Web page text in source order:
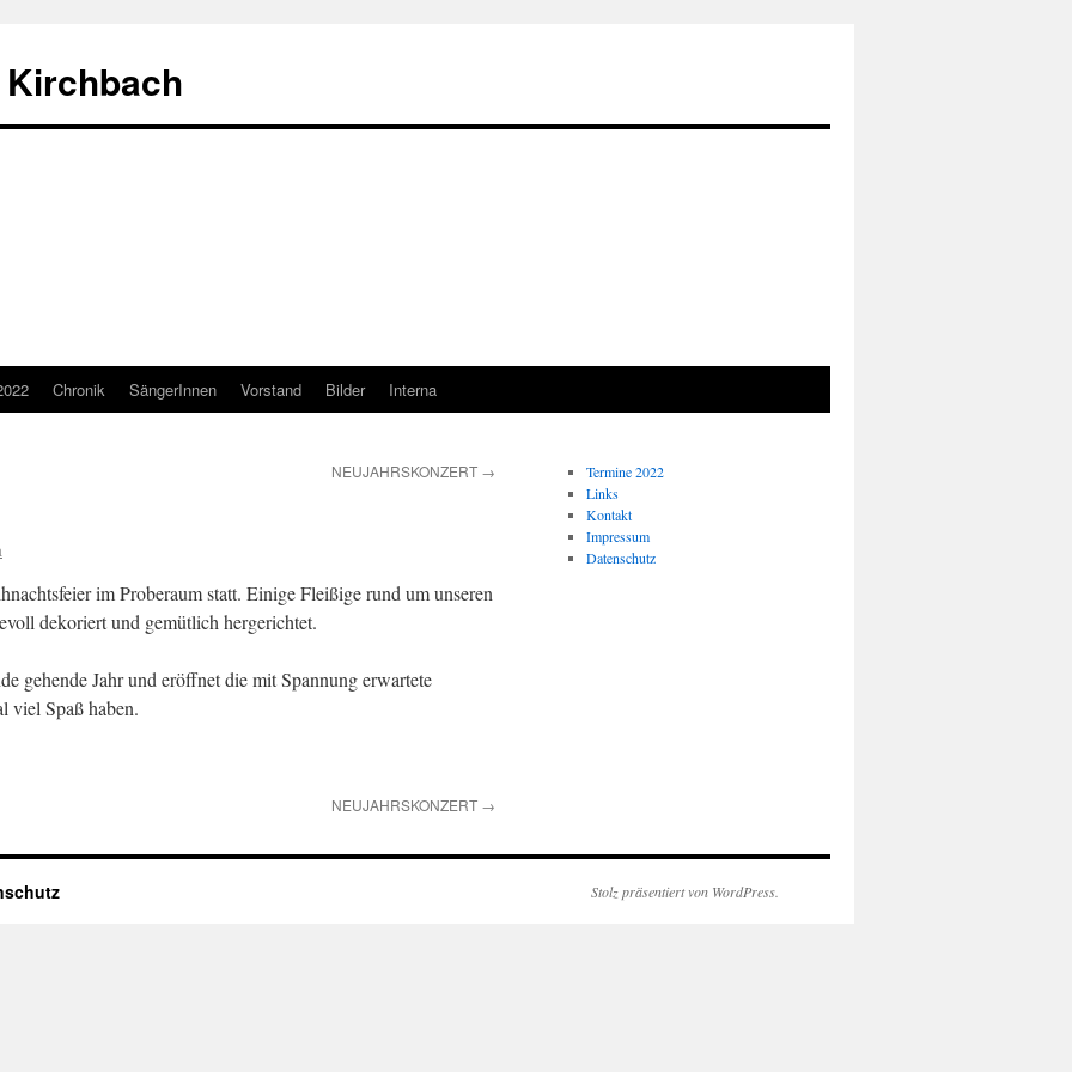
Chronik SängerInnen Vorstand Bilder Interna
NEUJAHRSKONZERT →
im Proberaum statt. Einige Fleißige rund um unseren
dekoriert und gemütlich hergerichtet.
gehende Jahr und eröffnet die mit Spannung erwartete
viel Spaß haben.
NEUJAHRSKONZERT →
Termine 2022
Links
Kontakt
Impressum
Datenschutz
Stolz präsentiert von WordPress.